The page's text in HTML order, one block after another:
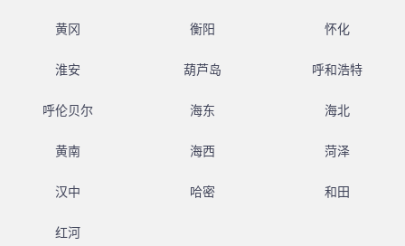
黄冈 衡阳 怀化
淮安 葫芦岛 呼和浩特
呼伦贝尔 海东 海北
黄南 海西 菏泽
汉中 哈密 和田
红河